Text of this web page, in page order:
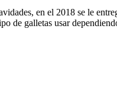
en el 2018 se le
de galletas usar